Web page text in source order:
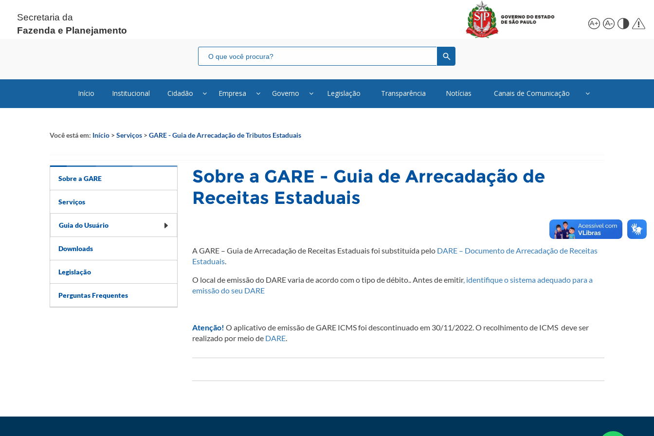
Secretaria da
Fazenda e Planejamento
Início Institucional Cidadão Empresa Governo Legislação Transparência Notícias Canais de Comunicação
Você está em: Início > Serviços > GARE - Guia de Arrecadação de Tributos Estaduais
Sobre a GARE
Serviços
Guia do Usuário
Downloads
Legislação
Perguntas Frequentes
Sobre a GARE - Guia de Arrecadação de
Receitas Estaduais
​​​​A GARE – Guia de Arrecadação de Receitas Estaduais foi substituída pelo DARE – Documento de Arrecadação de Receitas
Estaduais.
O local de emissão do DARE varia de acordo com o tipo de débito.. Antes de emitir, identifique o sistema adequado para a
emissão do seu DARE
Atenção! O aplicativo de emissão de GARE ICMS foi descontinuado em 30/11/2022. O recolhimento de ICMS deve ser
realizado por meio de DARE.